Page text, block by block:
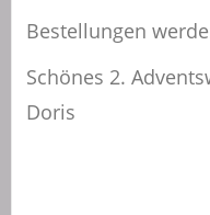
Bestellungen
Schönes 2.
Doris